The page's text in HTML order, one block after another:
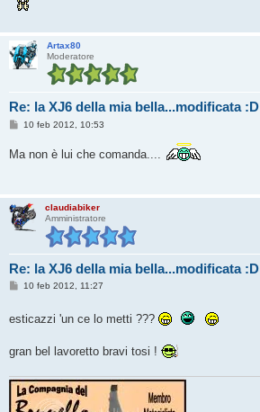
Artax80
Moderatore
Re: la XJ6 della mia bella...modificata :D
M
s
i
o
10 feb 2012, 10:53
Ma non è lui che comanda....
claudiabiker
Amministratore
Re: la XJ6 della mia bella...modificata :D
M
s
g
10 feb 2012, 11:27
esticazzi 'un ce lo metti ???
gran bel lavoretto bravi tosi !